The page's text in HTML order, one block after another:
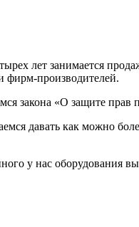
лет занимается
фирм-производителей.
закона «О защите прав
давать как можно
у нас оборудования